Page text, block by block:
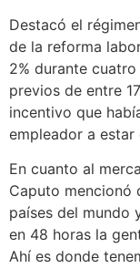
Destacó el
de la reforma
2% durante
previos de entre
incentivo que
empleador a estar
En cuanto al
Caputo mencionó
países del mundo
en 48 horas la
Ahí es donde